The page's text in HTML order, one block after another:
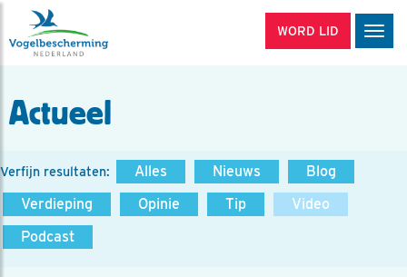
WORD LID
Actueel
Verfijn resultaten: Alles Nieuws
Blog
Verdieping
Opinie Tip
Video
Podcast